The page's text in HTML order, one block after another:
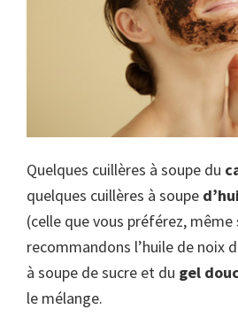
Quelques cuillères à soupe du
quelques cuillères à soupe
(celle que vous préférez, même
recommandons l’huile de noix
à soupe de sucre et du gel
le mélange.